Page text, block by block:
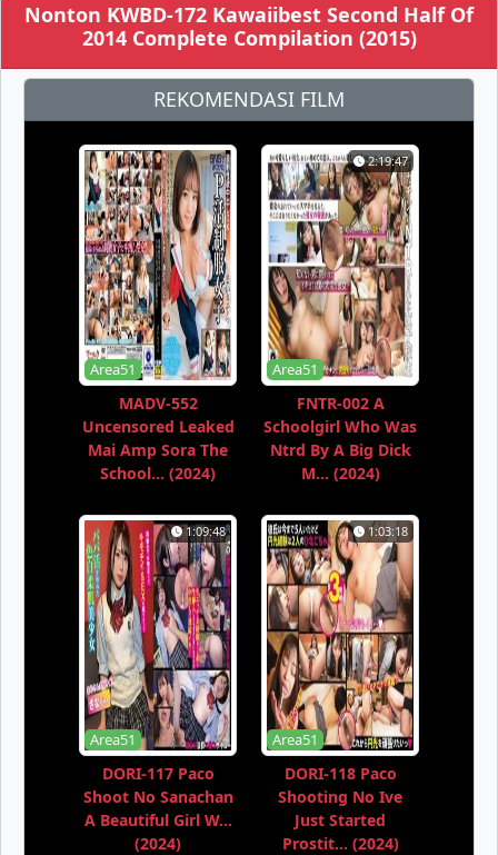
Nonton KWBD-172 Kawaiibest Second Half Of
2014 Complete Compilation (2015)
REKOMENDASI FILM
Area51
MADV-552
Uncensored Leaked
Mai Amp Sora The
School... (2024)
2:19:47
Area51
FNTR-002 A
Schoolgirl Who Was
Ntrd By A Big Dick
M... (2024)
1:09:48
Area51
DORI-117 Paco
Shoot No Sanachan
A Beautiful Girl W...
(2024)
1:03:18
Area51
DORI-118 Paco
Shooting No Ive
Just Started
Prostit... (2024)